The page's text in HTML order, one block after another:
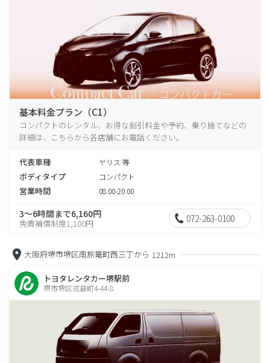
基本料金プラン（C1）
コンパクトのレンタル、お得な割引料金や予約、乗り捨てなどの
詳細は、こちらから各店舗にお電話ください。
代表車種 ヤリス 等
ボディタイプ コンパクト
営業時間 08:00-20:00
3～6時間まで6,160円
免責補償制度1,100円 072-263-0100
大阪府堺市堺区南旅篭町西三丁から 1212m
トヨタレンタカー堺駅前
堺市堺区戎島町4-44-8